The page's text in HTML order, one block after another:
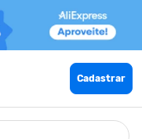
Cadastrar